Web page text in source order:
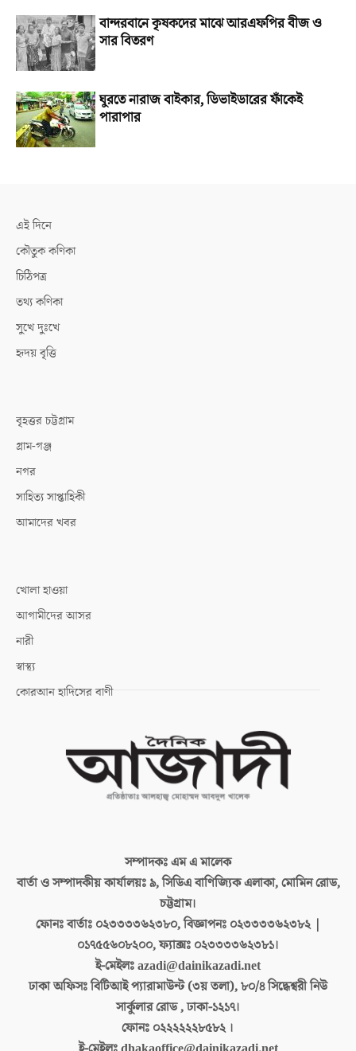
বান্দরবানে কৃষকদের মাঝে আরএফপির বীজ ও
সার বিতরণ
ঘুরতে নারাজ বাইকার, ডিভাইডারের ফাঁকেই
পারাপার
এই দিনে
কৌতুক কণিকা
চিঠিপত্র
তথ্য কণিকা
সুখে দুঃখে
হৃদয় বৃত্তি
বৃহত্তর চট্টগ্রাম
গ্রাম-গঞ্জ
নগর
সাহিত্য সাপ্তাহিকী
আমাদের খবর
খোলা হাওয়া
আগামীদের আসর
নারী
স্বাস্থ্য
কোরআন হাদিসের বাণী
সম্পাদকঃএম এ মালেক
বার্তা ও সম্পাদকীয় কার্যালয়ঃ৯, সিডিএ বাণিজ্যিক এলাকা, মোমিন রোড,
চট্টগ্রাম।
ফোনঃ বার্তাঃ ০২৩৩৩৩৬২৩৮০, বিজ্ঞাপনঃ ০২৩৩৩৩৬২৩৮২ |
০১৭৫৫৬০৮২০০, ফ্যাক্সঃ ০২৩৩৩৩৬২৩৮১।
ই-মেইলঃazadi@dainikazadi.net
ঢাকা অফিসঃবিটিআই প্যারামাউন্ট (৩য় তলা), ৮০/৪ সিদ্ধেশ্বরী নিউ
সার্কুলার রোড , ঢাকা-১২১৭।
ফোনঃ ০২২২২২২৮৫৮২ ।